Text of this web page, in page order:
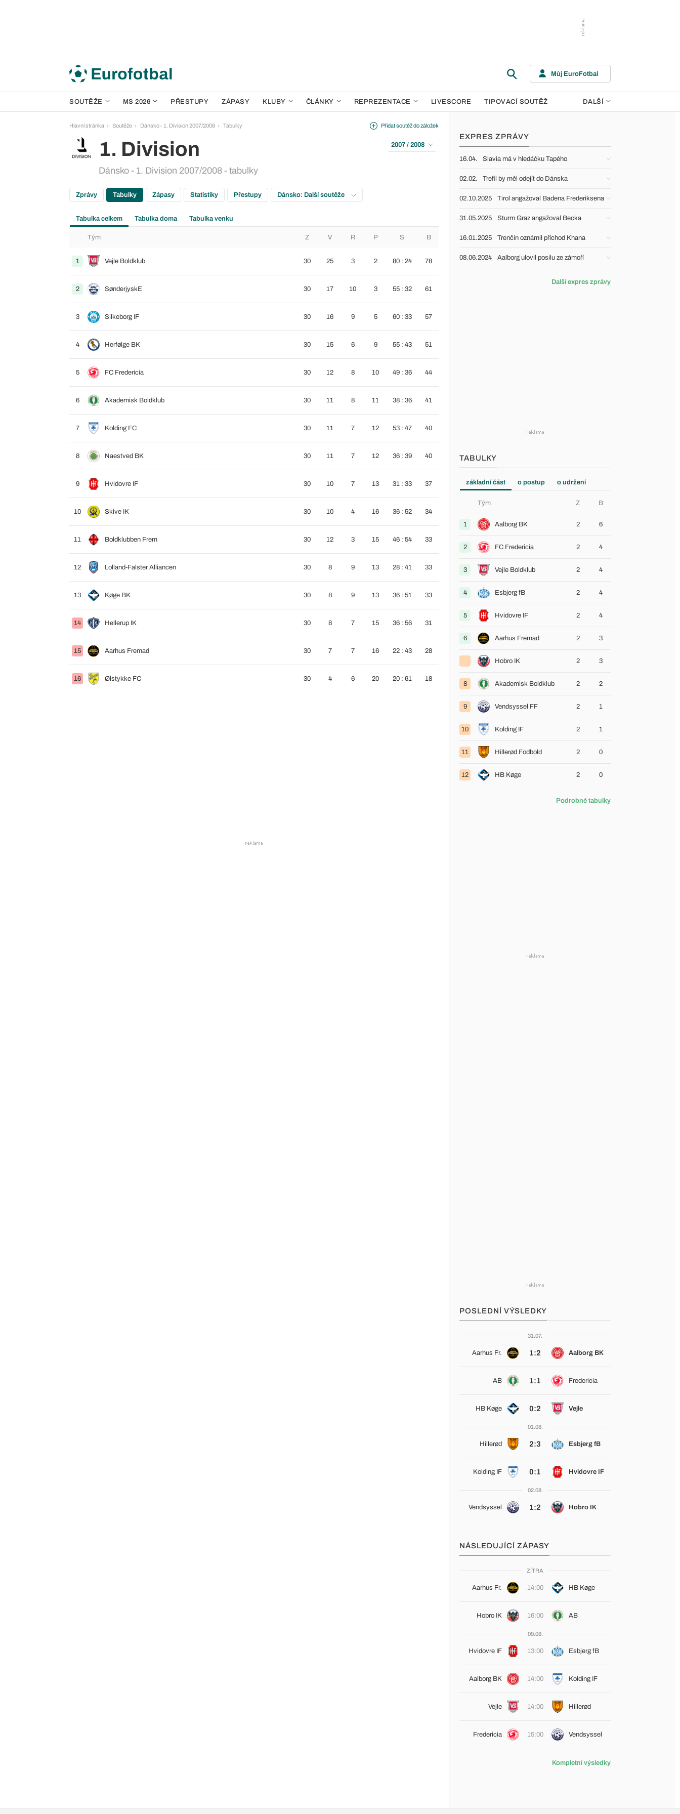
Můj EuroFotbal
SOUTĚŽE MS 2026 PŘESTUPY ZÁPASY KLUBY ČLÁNKY REPREZENTACE LIVESCORE TIPOVACÍ SOUTĚŽ DALŠÍ
Hlavní stránka Soutěže Dánsko - 1. Division 2007/2008 Tabulky
1. Division
Dánsko - 1. Division 2007/2008 - tabulky
Přidat soutěž do záložek
2007 / 2008
Zprávy Tabulky Zápasy Statistiky Přestupy Dánsko: Další soutěže
Tabulka celkem Tabulka doma Tabulka venku
Tým Z V R P S B
1 Vejle Boldklub 30 25 3 2 80 : 24 78
2 SønderjyskE 30 17 10 3 55 : 32 61
3 Silkeborg IF 30 16 9 5 60 : 33 57
4 Herfølge BK 30 15 6 9 55 : 43 51
5 FC Fredericia 30 12 8 10 49 : 36 44
6 Akademisk Boldklub 30 11 8 11 38 : 36 41
7 Kolding FC 30 11 7 12 53 : 47 40
8 Naestved BK 30 11 7 12 36 : 39 40
9 Hvidovre IF 30 10 7 13 31 : 33 37
10 Skive IK 30 10 4 16 36 : 52 34
11 Boldklubben Frem 30 12 3 15 46 : 54 33
12 Lolland-Falster Alliancen 30 8 9 13 28 : 41 33
13 Køge BK 30 8 9 13 36 : 51 33
14 Hellerup IK 30 8 7 15 36 : 56 31
15 Aarhus Fremad 30 7 7 16 22 : 43 28
16 Ølstykke FC 30 4 6 20 20 : 61 18
EXPRES ZPRÁVY
16.04. Slavia má v hledáčku Tapého
02.02. Trefil by měl odejít do Dánska
02.10.2025 Tirol angažoval Badena Frederiksena
31.05.2025 Sturm Graz angažoval Becka
16.01.2025 Trenčín oznámil příchod Khana
08.06.2024 Aalborg ulovil posilu ze zámoří
Další expres zprávy
TABULKY
základní část o postup o udržení
Tým Z B
1 Aalborg BK 2 6
2 FC Fredericia 2 4
3 Vejle Boldklub 2 4
4 Esbjerg fB 2 4
5 Hvidovre IF 2 4
6 Aarhus Fremad 2 3
Hobro IK 2 3
8 Akademisk Boldklub 2 2
9 Vendsyssel FF 2 1
10 Kolding IF 2 1
11 Hillerød Fodbold 2 0
12 HB Køge 2 0
Podrobné tabulky
POSLEDNÍ VÝSLEDKY
31.07.
Aarhus Fr. 1:2 Aalborg BK
AB 1:1 Fredericia
HB Køge 0:2 Vejle
01.08.
Hillerød 2:3 Esbjerg fB
Kolding IF 0:1 Hvidovre IF
02.08.
Vendsyssel 1:2 Hobro IK
NÁSLEDUJÍCÍ ZÁPASY
ZÍTRA
Aarhus Fr. 14:00 HB Køge
Hobro IK 16:00 AB
09.08.
Hvidovre IF 13:00 Esbjerg fB
Aalborg BK 14:00 Kolding IF
Vejle 14:00 Hillerød
Fredericia 15:00 Vendsyssel
Kompletní výsledky